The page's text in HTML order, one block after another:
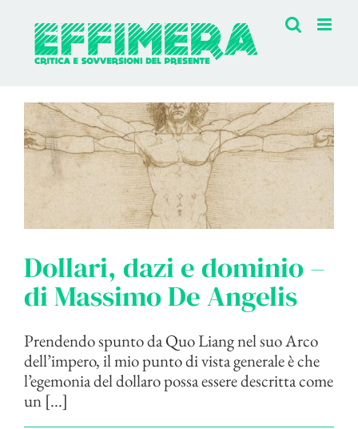
contenuto
Dollari, dazi e dominio –
di Massimo De Angelis
Prendendo spunto da Quo Liang nel suo Arco
dell’impero, il mio punto di vista generale è che
l’egemonia del dollaro possa essere descritta come
un [...]